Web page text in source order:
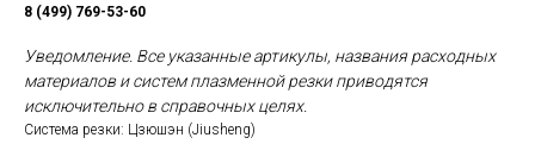
8 (499) 769-53-60
Уведомление. Все указанные артикулы, названия расходных
материалов и систем плазменной резки приводятся
исключительно в справочных целях.
Система резки: Цзюшэн (Jiusheng)